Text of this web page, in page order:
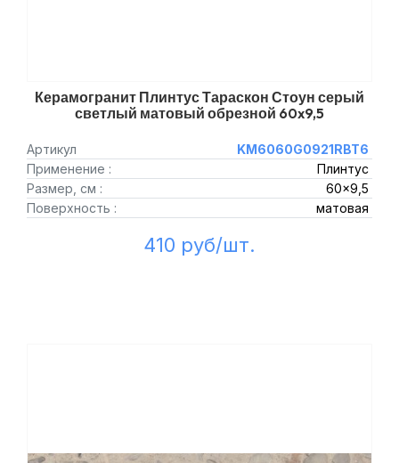
Керамогранит Плинтус Тараскон Стоун серый
светлый матовый обрезной 60x9,5
Артикул
KM6060G0921RBT6
Применение :
Плинтус
Размер, см :
60x9,5
Поверхность :
матовая
410 руб/шт.